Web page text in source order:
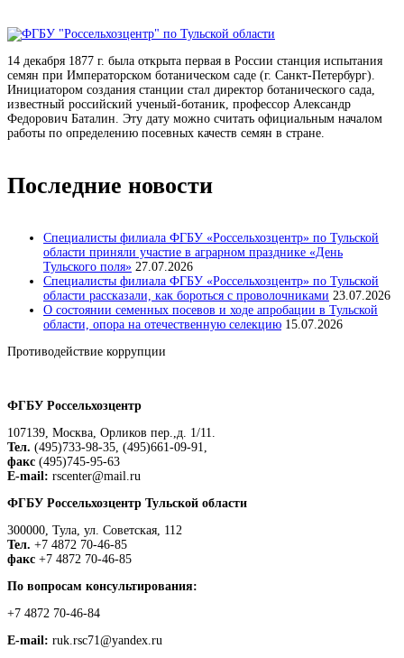
14 декабря 1877 г. была открыта первая в России станция испытания
семян при Императорском ботаническом саде (г. Санкт-Петербург).
Инициатором создания станции стал директор ботанического сада,
известный российский ученый-ботаник, профессор Александр
Федорович Баталин. Эту дату можно считать официальным началом
работы по определению посевных качеств семян в стране.
Последние новости
Специалисты филиала ФГБУ «Россельхозцентр» по Тульской
области приняли участие в аграрном празднике «День
Тульского поля» 27.07.2026
Специалисты филиала ФГБУ «Россельхозцентр» по Тульской
области рассказали, как бороться с проволочниками 23.07.2026
О состоянии семенных посевов и ходе апробации в Тульской
области, опора на отечественную селекцию 15.07.2026
Противодействие коррупции
ФГБУ Россельхозцентр
107139, Москва, Орликов пер.,д. 1/11.
Тел. (495)733-98-35, (495)661-09-91,
факс (495)745-95-63
E-mail: rscenter@mail.ru
ФГБУ Россельхозцентр Тульской области
300000, Тула, ул. Советская, 112
Тел. +7 4872 70-46-85
факс +7 4872 70-46-85
По вопросам консультирования:
+7 4872 70-46-84
E-mail: ruk.rsc71@yandex.ru